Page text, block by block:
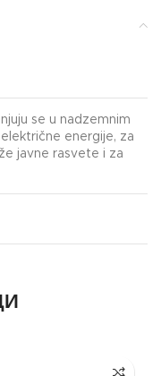
se u nadzemnim
energije, za
javne rasvete i za